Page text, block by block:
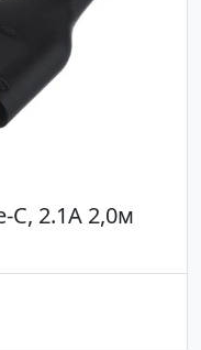
C, 2.1A 2,0м